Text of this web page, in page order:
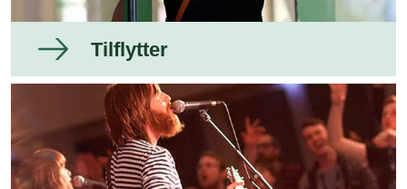
Tilflytter